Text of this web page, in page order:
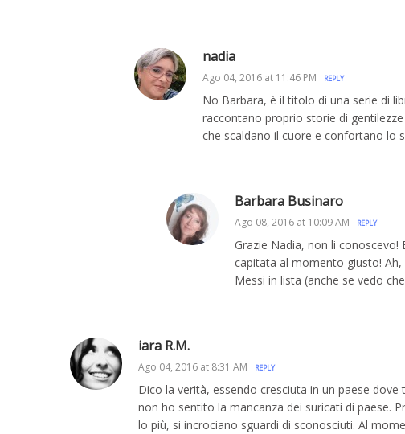
nadia
Ago 04, 2016 at 11:46 PM REPLY
No Barbara, è il titolo di una serie di
raccontano proprio storie di
che scaldano il cuore e confortano lo
Barbara Businaro
Ago 08, 2016 at 10:09 AM REPLY
Grazie Nadia, non li conoscevo!
capitata al momento giusto! Ah,
Messi in lista (anche se vedo
iara R.M.
Ago 04, 2016 at 8:31 AM REPLY
Dico la verità, essendo cresciuta in un paese
non ho sentito la mancanza dei suricati di paese.
lo più, si incrociano sguardi di sconosciuti. Al